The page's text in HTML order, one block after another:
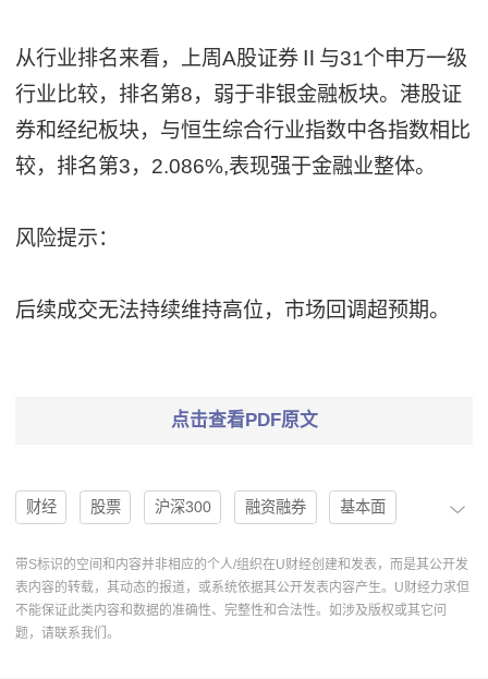
从行业排名来看，上周A股证券Ⅱ与31个申万一级
行业比较，排名第8，弱于非银金融板块。港股证
券和经纪板块，与恒生综合行业指数中各指数相比
较，排名第3，2.086%,表现强于金融业整体。
风险提示：
后续成交无法持续维持高位，市场回调超预期。
点击查看PDF原文
财经 股票 沪深300 融资融券 基本面
两融余额 收益率 非银金融 中性评级
维持评级 综合指数 综合行业 证券Ⅱ
带S标识的空间和内容并非相应的个人/组织在U财经创建和发表，而是其公开发
表内容的转载，其动态的报道，或系统依据其公开发表内容产生。U财经力求但
不能保证此类内容和数据的准确性、完整性和合法性。如涉及版权或其它问
题，请联系我们。